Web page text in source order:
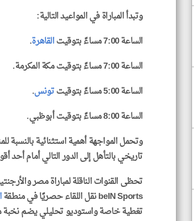
وتبدأ المباراة في المواعيد التالية:
الساعة 7:00 مساءً بتوقيت
القاهرة.
الساعة 7:00 مساءً بتوقيت مكة المكرمة.
الساعة 5:00 مساءً بتوقيت
تونس.
الساعة 8:00 مساءً بتوقيت أبوظبي.
وتحمل المواجهة أهمية استثنائية بالنسبة
تاريخي بالتأهل إلى الدور التالي أمام أحد
تحظى القنوات الناقلة لمباراة مصر
beIN Sports نقل اللقاء حصريًا في منطقة
تغطية خاصة واستوديو تحليلي يضم نخبة من